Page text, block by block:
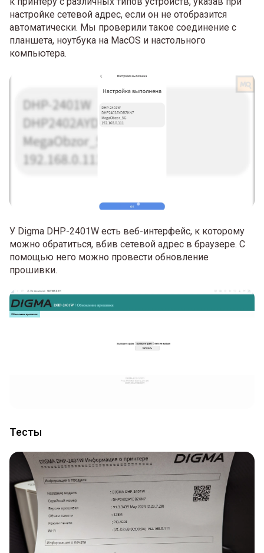
настройке сетевой адрес, если он не отобразится
автоматически. Мы проверили такое соединение с
планшета, ноутбука на MacOS и настольного
компьютера.
У Digma DHP-2401W есть веб-интерфейс, к которому
можно обратиться, вбив сетевой адрес в браузере. С
помощью него можно провести обновление
прошивки.
Тесты